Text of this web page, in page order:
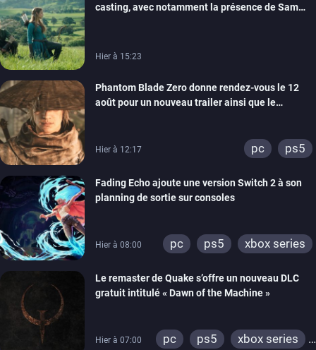
casting, avec notamment la présence de Sam
Hier à 15:23
Phantom Blade Zero donne rendez-vous le 12
août pour un nouveau trailer ainsi que le
Hier à 12:17 pc ps5
Fading Echo ajoute une version Switch 2 à son
planning de sortie sur consoles
Hier à 08:00 pc ps5 xbox series
Le remaster de Quake s’offre un nouveau DLC
gratuit intitulé « Dawn of the Machine »
Hier à 07:00 pc ps5
xbox series